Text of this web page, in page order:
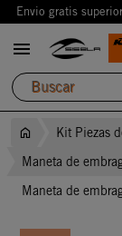
Envio gratis

Kit Piezas
Maneta de
Maneta de